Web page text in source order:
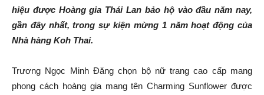
hiệu được Hoàng gia Thái Lan bảo hộ vào đầu năm nay,
gần đây nhất, trong sự kiện mừng 1 năm hoạt động của
Nhà hàng Koh Thai.
Trương Ngọc Minh Đăng chọn bộ nữ trang cao cấp mang
phong cách hoàng gia mang tên Charming Sunflower được